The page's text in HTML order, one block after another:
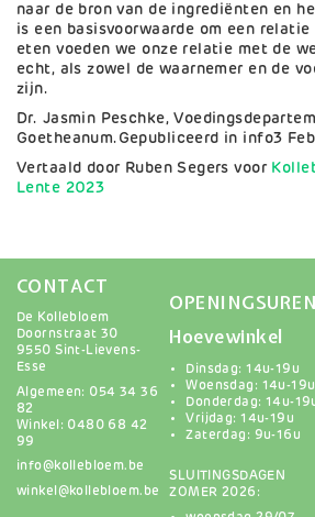
naar de bron van de ingrediënten en
is een basisvoorwaarde om een
eten voeden we onze relatie met de
echt, als zowel de waarnemer en de
zijn.
Dr. Jasmin Peschke,
Goetheanum.Gepubliceerd in info3
Vertaald door Ruben Segers voor
Lente 2023
CONTACT
De Kollebloem
Doornstraat 30
9550 Sint-Lievens-
Esse
Algemeen: 054 34 36
82
Winkel: 0480 68 42
99
info@kollebloem.be
winkel@kollebloem.be
OPENINGSUREN
Hoevewinkel
Dinsdag: 14u-19u
Woensdag: 14u-19u
Donderdag: 14u-
Vrijdag: 14u-19u
Zaterdag: 9u-16u
SLUITINGSDAGEN
ZOMER 2026: